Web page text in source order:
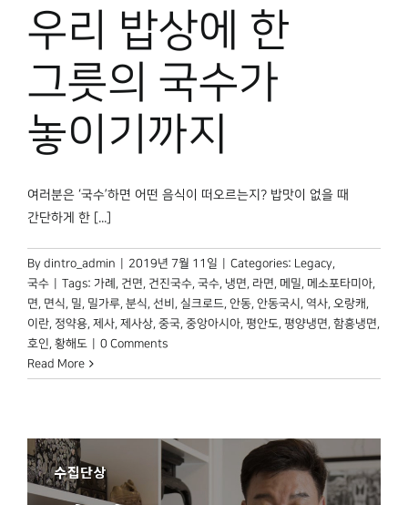
박물관 홈페이지
우리 밥상에 한
그릇의 국수가
놓이기까지
여러분은 ‘국수’하면 어떤 음식이 떠오르는지? 밥맛이 없을 때
간단하게 한 [...]
By dintro_admin 2019년 7월 11일 Categories: Legacy
국수
Tags: 가례 건면 건진국수 국수 냉면 라면 메밀 메소포타미아
면 면식 밀 밀가루 분식 선비 실크로드 안동 안동국시 역사 오랑캐
이란 정약용 제사 제사상 중국 중앙아시아 평안도 평양냉면 함흥냉면
호인 황해도
0 Comments
Read More